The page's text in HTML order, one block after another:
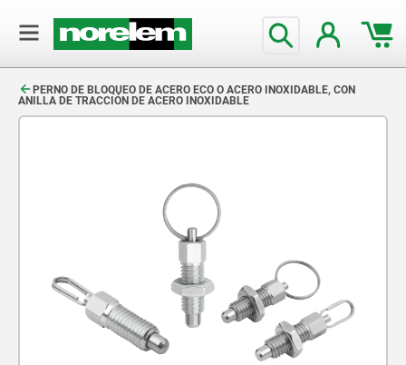
PERNO DE BLOQUEO DE ACERO ECO O ACERO INOXIDABLE, CON
ANILLA DE TRACCIÓN DE ACERO INOXIDABLE